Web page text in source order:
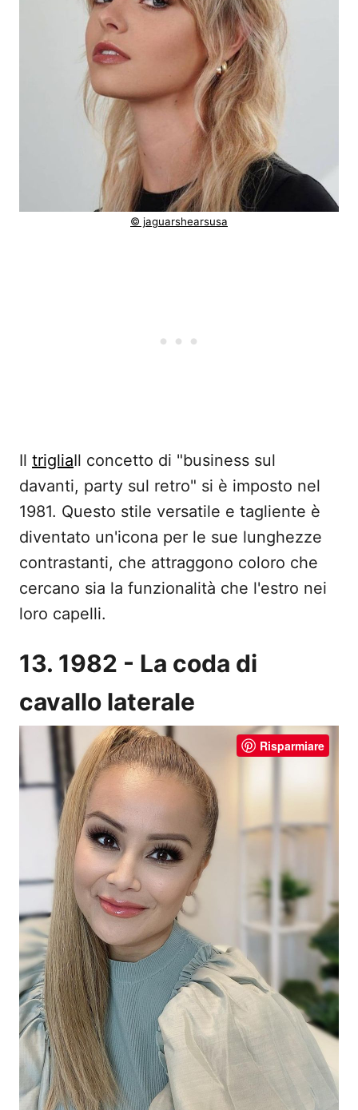
© jaguarshearsusa
Il trigliaIl concetto di "business sul
davanti, party sul retro" si è imposto nel
1981. Questo stile versatile e tagliente è
diventato un'icona per le sue lunghezze
contrastanti, che attraggono coloro che
cercano sia la funzionalità che l'estro nei
loro capelli.
13. 1982 - La coda di
cavallo laterale
Risparmiare